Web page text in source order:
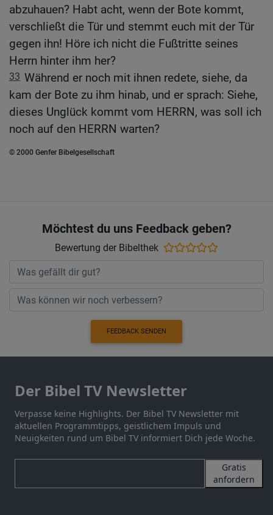
abzuhauen? Habt acht, wenn der Bote kommt,
verschließt die Tür und stemmt euch mit der Tür
gegen ihn! Höre ich nicht die Fußtritte seines
Herrn hinter ihm her?
33 Während er noch mit ihnen redete, siehe, da
kam der Bote zu ihm hinab, und er sprach: Siehe,
dieses Unglück kommt vom HERRN, was soll ich
noch auf den HERRN warten?
© 2000 Genfer Bibelgesellschaft
Möchtest du uns Feedback geben?
Bewertung der Bibelthek
FEEDBACK SENDEN
Der Bibel TV Newsletter
Verpasse keine Highlights. Der Bibel TV Newsletter mit
aktuellen Programmtipps, geistlichem Impuls und
Neuigkeiten rund um Bibel TV informiert Dich jede Woche.
Gratis
anfordern